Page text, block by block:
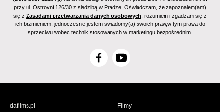
przy ul. Ostrovní 126/30 z siedzibą w Pradze. Oświadczam, że zapoznałem(am)
się z Zasadami przetwarzania danych osobowych , rozumiem i zgadzam się z
ich brzmieniem, jednocześnie jestem świadomy(a) swoich praw,w tym prawa do
sprzeciwu wobec technik stosowanych w marketingu bezpośrednim.
F
c
Y
u
dafilms.pl
Filmy